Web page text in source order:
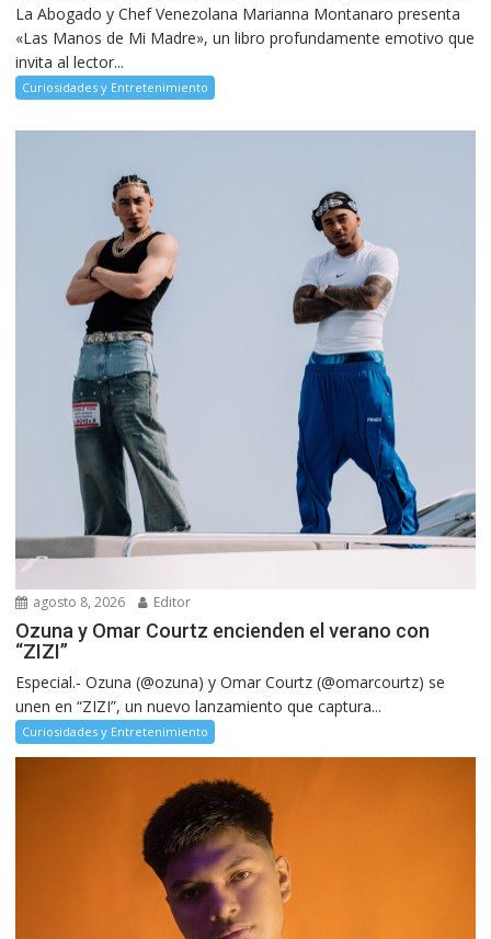
La Abogado y Chef Venezolana Marianna Montanaro presenta
«Las Manos de Mi Madre», un libro profundamente emotivo que
invita al lector...
Curiosidades y Entretenimiento
agosto 8, 2026 Editor
Ozuna y Omar Courtz encienden el verano con
“ZIZI”
Especial.- Ozuna (@ozuna) y Omar Courtz (@omarcourtz) se
unen en “ZIZI”, un nuevo lanzamiento que captura...
Curiosidades y Entretenimiento